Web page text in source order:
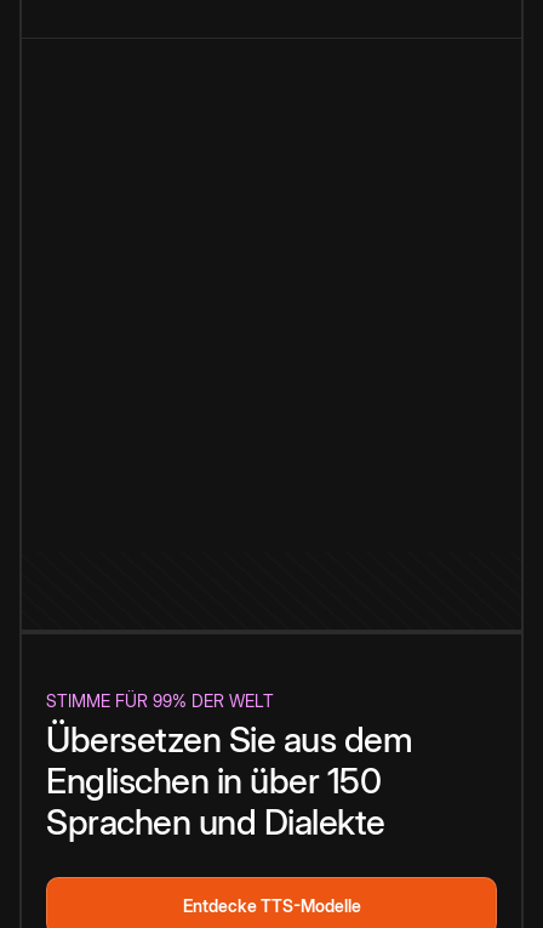
STIMME FÜR 99% DER WELT
Übersetzen Sie aus dem
Englischen in über 150
Sprachen und Dialekte
Entdecke TTS-Modelle